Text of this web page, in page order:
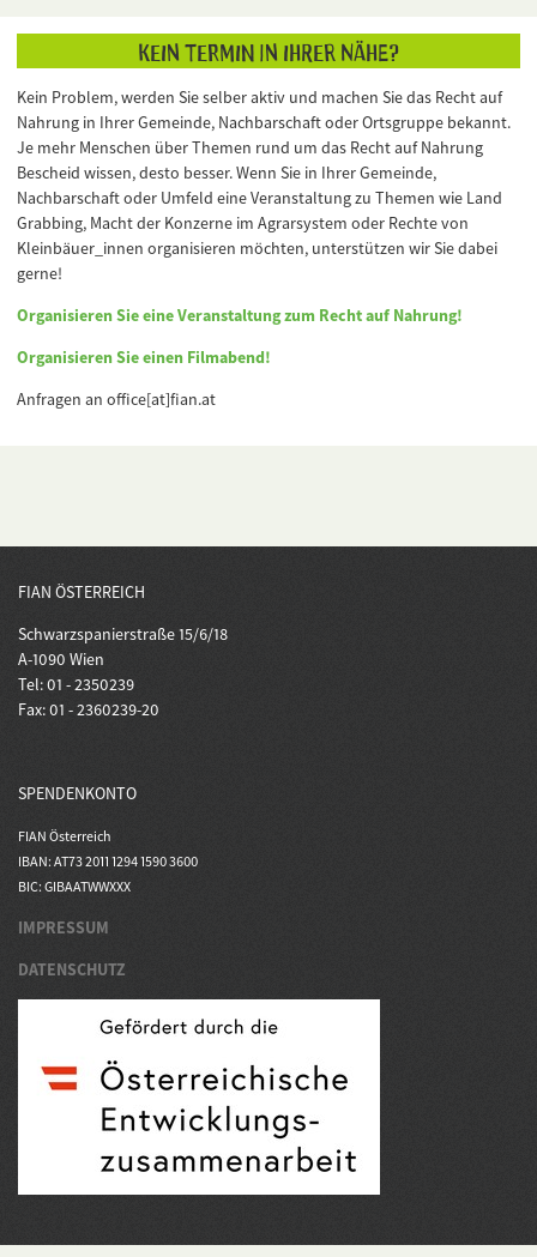
Kein Termin in Ihrer Nähe?
Kein Problem, werden Sie selber aktiv und machen Sie das Recht auf
Nahrung in Ihrer Gemeinde, Nachbarschaft oder Ortsgruppe bekannt.
Je mehr Menschen über Themen rund um das Recht auf Nahrung
Bescheid wissen, desto besser. Wenn Sie in Ihrer Gemeinde,
Nachbarschaft oder Umfeld eine Veranstaltung zu Themen wie Land
Grabbing, Macht der Konzerne im Agrarsystem oder Rechte von
Kleinbäuer_innen organisieren möchten, unterstützen wir Sie dabei
gerne!
Organisieren Sie eine Veranstaltung zum Recht auf Nahrung!
Organisieren Sie einen Filmabend!
Anfragen an office[at]fian.at
FIAN ÖSTERREICH
Schwarzspanierstraße 15/6/18
A-1090 Wien
Tel: 01 - 2350239
Fax: 01 - 2360239-20
SPENDENKONTO
FIAN Österreich
IBAN: AT73 2011 1294 1590 3600
BIC: GIBAATWWXXX
IMPRESSUM
DATENSCHUTZ